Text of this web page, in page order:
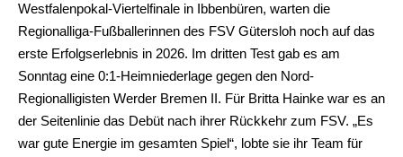
Westfalenpokal-Viertelfinale in Ibbenbüren, warten die
Regionalliga-Fußballerinnen des FSV Gütersloh noch auf das
erste Erfolgserlebnis in 2026. Im dritten Test gab es am
Sonntag eine 0:1-Heimniederlage gegen den Nord-
Regionalligisten Werder Bremen II. Für Britta Hainke war es an
der Seitenlinie das Debüt nach ihrer Rückkehr zum FSV. „Es
war gute Energie im gesamten Spiel“, lobte sie ihr Team für